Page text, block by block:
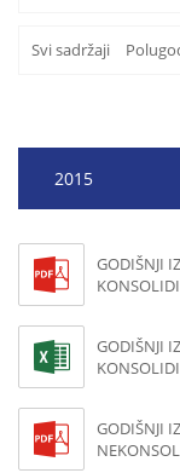
Svi sadržaji
2015
GODIŠNJI
GODIŠNJI
GODIŠNJI